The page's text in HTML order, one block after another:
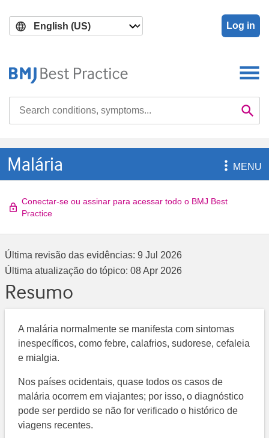
main
search
Log in

Malária MENU
Conectar-se ou assinar para acessar todo o BMJ Best
Practice
Última revisão das evidências: 9 Jul 2026
Última atualização do tópico: 08 Apr 2026
Resumo
A malária normalmente se manifesta com sintomas
inespecíficos, como febre, calafrios, sudorese, cefaleia
e mialgia.
Nos países ocidentais, quase todos os casos de
malária ocorrem em viajantes; por isso, o diagnóstico
pode ser perdido se não for verificado o histórico de
viagens recentes.